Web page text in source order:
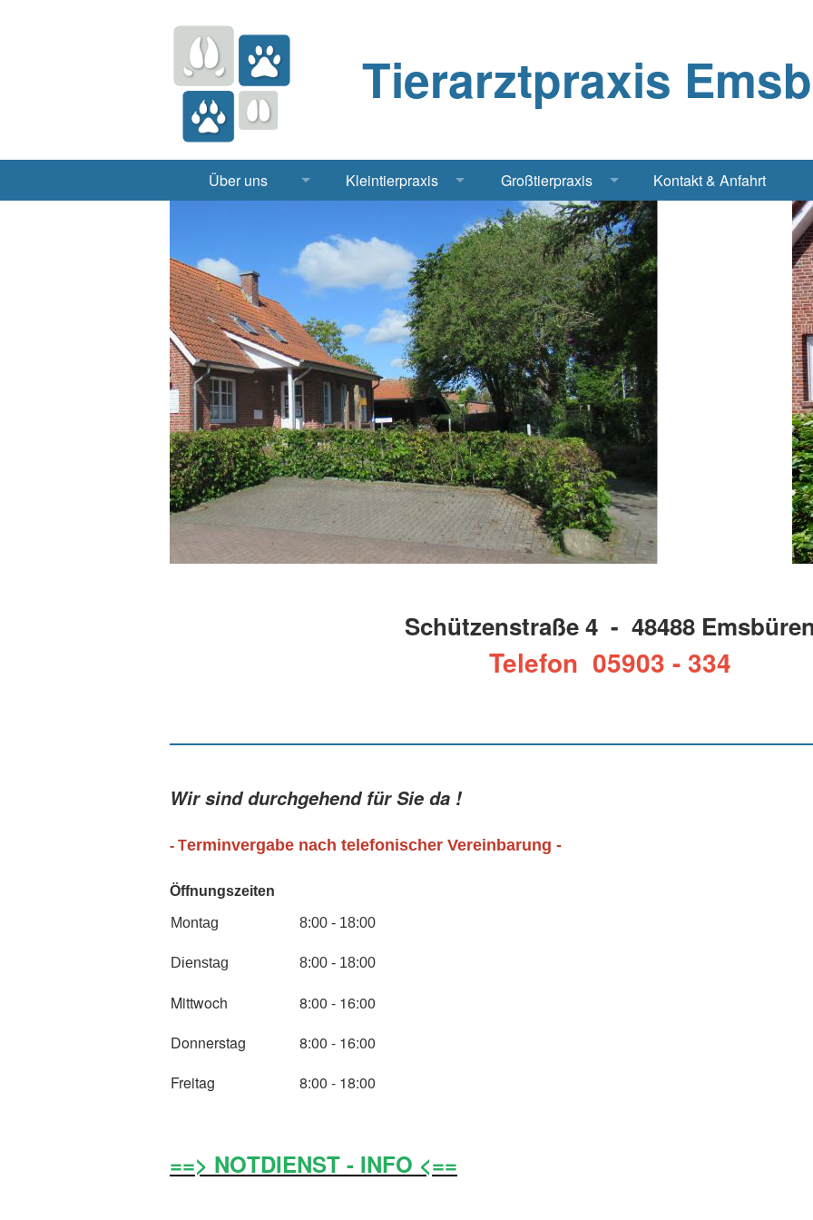
Tierarztpraxis
Über uns
Apotheke
Labor
Notdienst
Jobs & Praktikum
Kleintierpraxis
Heimtiere
Röntgen Ultraschall Elektrochirurgie Narkose
Großtierpraxis
Bestandsbetreuung Schwein
Bestandsbetreuung Rind
Pferde
Geflügel, Tauben, Hühner
Kontakt & Anfahrt
Schützenstraße 4 - 48488
Telefon 05903 - 334
Wir sind durchgehend für Sie da !
- Terminvergabe nach telefonischer Vereinbarung -
Öffnungszeiten
Montag 8:00 - 18:00
Dienstag 8:00 - 18:00
Mittwoch
8:00 - 16:00
Donnerstag
8:00 - 16:00
Freitag
8:00 - 18:00
==> NOTDIENST - INFO <==